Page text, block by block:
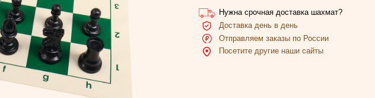
Нужна срочная доставка шахмат?
Доставка день в день
Отправляем заказы по России
Посетите другие наши сайты